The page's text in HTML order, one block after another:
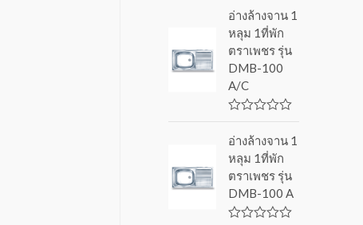
5
a
t
e
0
o
u
t
o
อ่างล้างจาน 1
หลุม 1ที่พัก
ตราเพชร รุ่น
DMB-100
A/C
a
t
e
0
o
u
t
อ่างล้างจาน 1
หลุม 1ที่พัก
ตราเพชร รุ่น
DMB-100 A